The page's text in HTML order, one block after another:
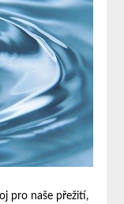
pro naše přežití,